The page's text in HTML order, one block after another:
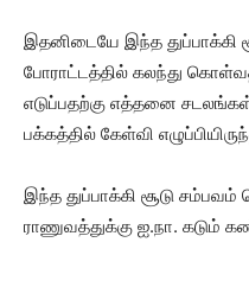
இதனிடையே இந்த துப்பாக்கி
போராட்டத்தில் கலந்து
எடுப்பதற்கு எத்தனை
பக்கத்தில் கேள்வி
இந்த துப்பாக்கி சூடு
ராணுவத்துக்கு ஐ.நா. கடும்